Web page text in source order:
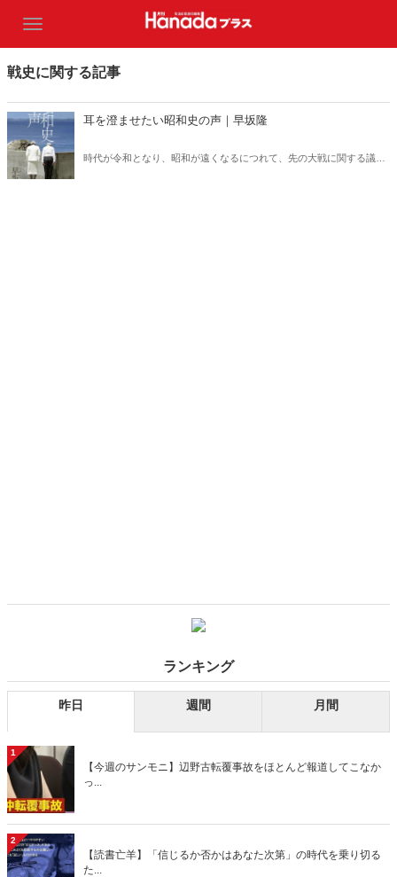
戦史に関する記事
耳を澄ませたい昭和史の声｜早坂隆
時代が令和となり、昭和が遠くなるにつれて、先の大戦に関する議論
ランキング
昨日 週間 月間
1
【今週のサンモニ】辺野古転覆事故をほとんど報道してこなか
っ...
2
【読書亡羊】「信じるか否かはあなた次第」の時代を乗り切る
た...